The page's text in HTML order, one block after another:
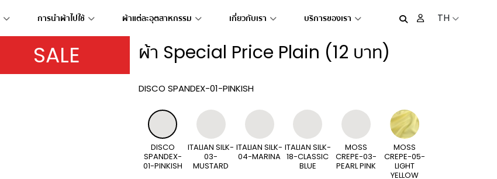
การนำผ้าไปใช้ ผ้าแต่ละอุตสาหกรรม เกี่ยวกับเรา บริการของเรา TH
SALE ผ้า Special Price Plain (12 บาท)
DISCO SPANDEX-01-PINKISH
DISCO
SPANDEX-
01-PINKISH
ITALIAN SILK-
03-
MUSTARD
ITALIAN SILK-
04-MARINA
ITALIAN SILK-
18-CLASSIC
BLUE
MOSS
CREPE-03-
PEARL PINK
MOSS
CREPE-05-
LIGHT
YELLOW